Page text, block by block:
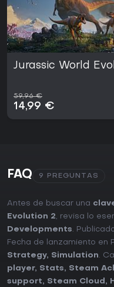
Jurassic World
59,96 €
14,99 €
FAQ 9 PREGUNTAS
Antes de buscar una
Evolution 2, revisa lo
Developments.
Fecha de lanzamiento en
Strategy, Simulation.
player, Stats, Steam
support, Steam Cloud ,